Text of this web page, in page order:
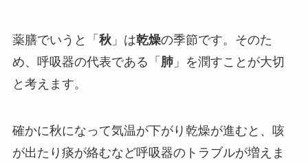
薬膳でいうと「 秋」は乾燥の季節です。そのた
め、呼吸器の代表である「 肺」を潤すことが大切
と考えます。
確かに秋になって気温が下がり乾燥が進むと、咳
が出たり痰が絡むなど呼吸器のトラブルが増えま